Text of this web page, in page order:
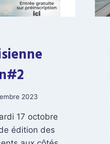
2023
17 octobre
édition des